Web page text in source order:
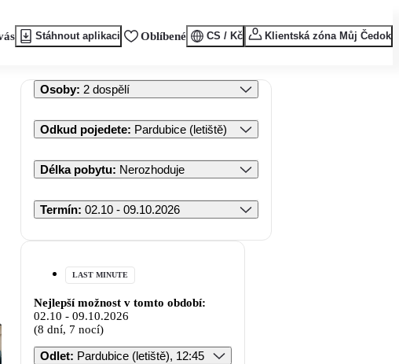
Stáhnout aplikaci Oblíbené CS / Kč Klientská zóna Můj Čedok
Osoby: 2 dospělí
Odkud pojedete: Pardubice (letiště)
Délka pobytu: Nerozhoduje
Termín: 02.10 - 09.10.2026
LAST MINUTE
Nejlepší možnost v tomto období:
02.10 - 09.10.2026
(8 dní, 7 nocí)
Odlet: Pardubice (letiště), 12:45